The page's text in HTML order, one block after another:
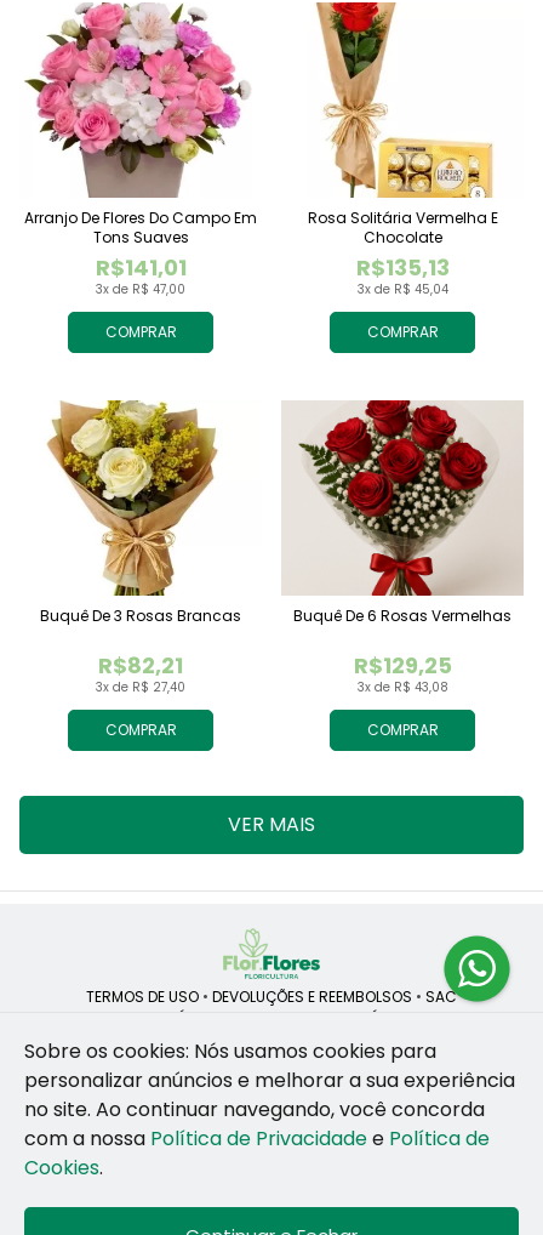
COMPRAR
3x de R$ 47,00
R$141,01
Arranjo De Flores Do Campo Em
Tons Suaves
COMPRAR
3x de R$ 45,04
R$135,13
Rosa Solitária Vermelha E
Chocolate
COMPRAR
3x de R$ 27,40
R$82,21
Buquê De 3 Rosas Brancas
COMPRAR
3x de R$ 43,08
R$129,25
Buquê De 6 Rosas Vermelhas
VER MAIS
TERMOS DE USO • DEVOLUÇÕES E REEMBOLSOS • SAC
POLÍTICA DE PRIVACIDADE POLÍTICA DE COOKIES
ROSANE CRISTINA LINS DE VESCONCELOS | CNPJ: 55.381.783/0001-92
CAIS SANTA RITA, no SN, BOX 34-35, Sao Jose - Recife - PE - 50020-
© 2024-2026 - Todos os direitos reservados - Desenvolvido por
Sobre os cookies: Nós usamos cookies para
personalizar anúncios e melhorar a sua experiência
no site. Ao continuar navegando, você concorda
com a nossa Política de Privacidadee Política de
Cookies.